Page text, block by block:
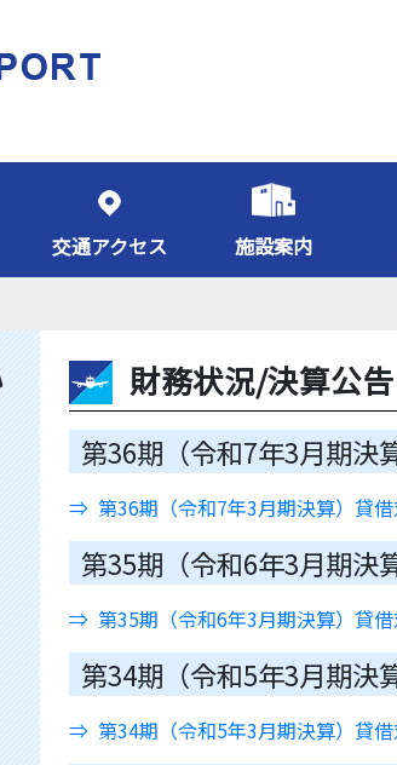
交通アクセス 施設案内
財務状況/決算公告
第36期（令和7年3月期決算
第36期（令和7年3月期決算）貸
第35期（令和6年3月期決算
第35期（令和6年3月期決算）貸
第34期（令和5年3月期決算
第34期（令和5年3月期決算）貸